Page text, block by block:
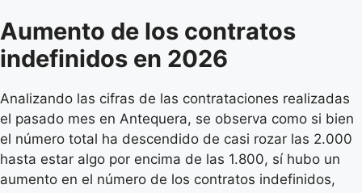
Aumento de los contratos
indefinidos en 2026
Analizando las cifras de las contrataciones realizadas
el pasado mes en Antequera, se observa como si bien
el número total ha descendido de casi rozar las 2.000
hasta estar algo por encima de las 1.800, sí hubo un
aumento en el número de los contratos indefinidos,